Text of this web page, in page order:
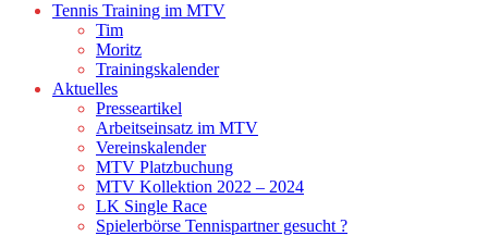
Tennis Training im MTV
Tim
Moritz
Trainingskalender
Aktuelles
Presseartikel
Arbeitseinsatz im MTV
Vereinskalender
MTV Platzbuchung
MTV Kollektion 2022 – 2024
LK Single Race
Spielerbörse Tennispartner gesucht ?